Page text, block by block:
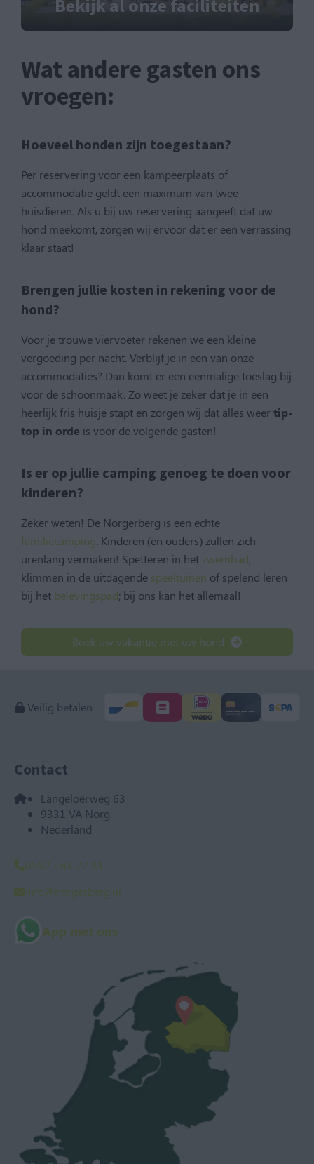
Bekijk al onze faciliteiten
Wat andere gasten ons
vroegen:
Hoeveel honden zijn toegestaan?
Per reservering voor een kampeerplaats of
accommodatie geldt een maximum van twee
huisdieren. Als u bij uw reservering aangeeft dat uw
hond meekomt, zorgen wij ervoor dat er een verrassing
klaar staat!
Brengen jullie kosten in rekening voor de
hond?
Voor je trouwe viervoeter rekenen we een kleine
vergoeding per nacht. Verblijf je in een van onze
accommodaties? Dan komt er een eenmalige toeslag bij
voor de schoonmaak. Zo weet je zeker dat je in een
heerlijk fris huisje stapt en zorgen wij dat alles weertip-
top in orde is voor de volgende gasten!
Is er op jullie camping genoeg te doen voor
kinderen?
Zeker weten! De Norgerberg is een echte
familiecamping. Kinderen (en ouders) zullen zich
urenlang vermaken! Spetteren in hetzwembad,
klimmen in de uitdagende speeltuinen of spelend leren
bij het belevingspad; bij ons kan het allemaal!
Boek uw vakantie met uw hond
Veilig betalen
Contact
Langeloërweg 63
9331 VA Norg
Nederland
0592 - 61 22 81
info@norgerberg.nl
App met ons